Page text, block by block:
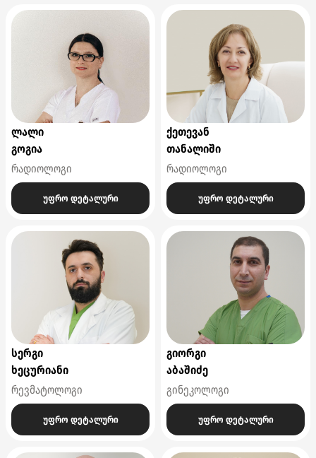
ლალი
გოგია
რადიოლოგი
უფრო დეტალური
ქეთევან
თანალიში
რადიოლოგი
უფრო დეტალური
სერგი
ხეცურიანი
რევმატოლოგი
უფრო დეტალური
გიორგი
აბაშიძე
გინეკოლოგი
უფრო დეტალური